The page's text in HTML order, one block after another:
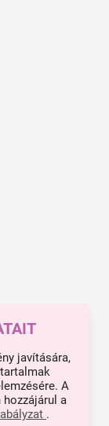
javítására,
A
a
.